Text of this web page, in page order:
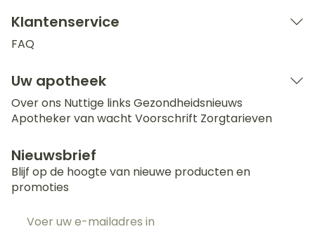
Klantenservice
FAQ
Uw apotheek
Over ons Nuttige links Gezondheidsnieuws
Apotheker van wacht Voorschrift Zorgtarieven
Nieuwsbrief
Blijf op de hoogte van nieuwe producten en
promoties